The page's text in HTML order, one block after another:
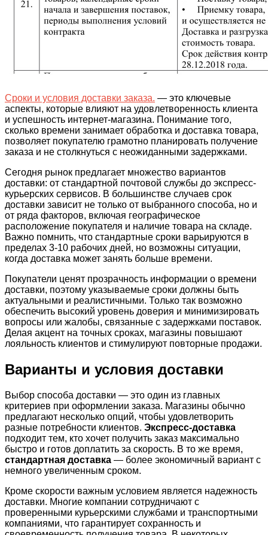
Сроки и условия доставки заказа. — это ключевые
аспекты, которые влияют на удовлетворенность клиента
и успешность интернет-магазина. Понимание того,
сколько времени занимает обработка и доставка товара,
позволяет покупателю грамотно планировать получение
заказа и не столкнуться с неожиданными задержками.
Сегодня рынок предлагает множество вариантов
доставки: от стандартной почтовой службы до экспресс-
курьерских сервисов. В большинстве случаев срок
доставки зависит не только от выбранного способа, но и
от ряда факторов, включая географическое
расположение покупателя и наличие товара на складе.
Важно помнить, что стандартные сроки варьируются в
пределах 3-10 рабочих дней, но возможны ситуации,
когда доставка может занять больше времени.
Покупатели ценят прозрачность информации о времени
доставки, поэтому указываемые сроки должны быть
актуальными и реалистичными. Только так возможно
обеспечить высокий уровень доверия и минимизировать
вопросы или жалобы, связанные с задержками поставок.
Делая акцент на точных сроках, магазины повышают
лояльность клиентов и стимулируют повторные продажи.
Варианты и условия доставки
Выбор способа доставки — это один из главных
критериев при оформлении заказа. Магазины обычно
предлагают несколько опций, чтобы удовлетворить
разные потребности клиентов. Экспресс-доставка
подходит тем, кто хочет получить заказ максимально
быстро и готов доплатить за скорость. В то же время,
стандартная доставка — более экономичный вариант с
немного увеличенным сроком.
Кроме скорости важным условием является надежность
доставки. Многие компании сотрудничают с
проверенными курьерскими службами и транспортными
компаниями, что гарантирует сохранность и